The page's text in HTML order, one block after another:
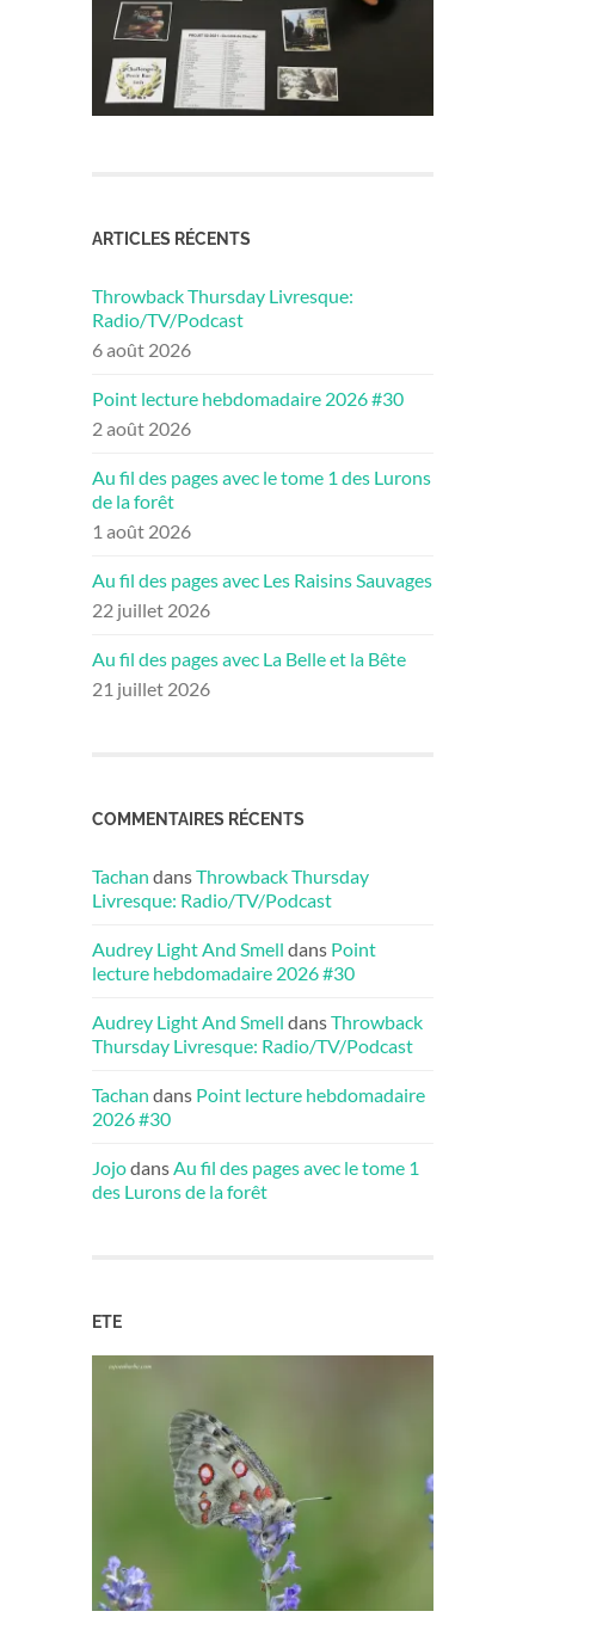
ARTICLES RÉCENTS
Throwback Thursday Livresque:
Radio/TV/Podcast
6 août 2026
Point lecture hebdomadaire 2026 #30
2 août 2026
Au fil des pages avec le tome 1 des Lurons
de la forêt
1 août 2026
Au fil des pages avec Les Raisins Sauvages
22 juillet 2026
Au fil des pages avec La Belle et la Bête
21 juillet 2026
COMMENTAIRES RÉCENTS
Tachan dansThrowback Thursday
Livresque: Radio/TV/Podcast
Audrey Light And Smell dans Point
lecture hebdomadaire 2026 #30
Audrey Light And Smell dansThrowback
Thursday Livresque: Radio/TV/Podcast
Tachan dans Point lecture hebdomadaire
2026 #30
JojodansAu fil des pages avec le tome 1
des Lurons de la forêt
ETE